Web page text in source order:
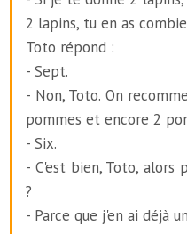
2 lapins, tu en as
Toto répond :
- Sept.
- Non, Toto. On
pommes et encore 2
- Six.
- C'est bien, Toto, alors
?
- Parce que j'en ai déjà